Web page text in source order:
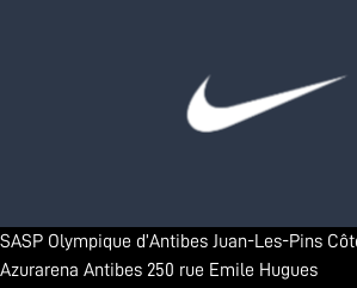
SASP Olympique d’Antibes Juan-Les-Pins
Azurarena Antibes 250 rue Emile Hugues